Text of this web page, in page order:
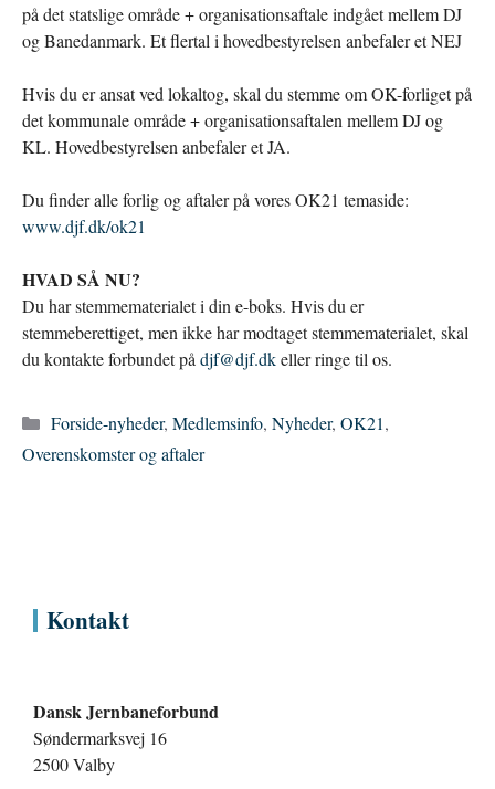
på det statslige område + organisationsaftale indgået mellem DJ
og Banedanmark. Et flertal i hovedbestyrelsen anbefaler et NEJ
Hvis du er ansat ved lokaltog, skal du stemme om OK-forliget på
det kommunale område + organisationsaftalen mellem DJ og
KL. Hovedbestyrelsen anbefaler et JA.
Du finder alle forlig og aftaler på vores OK21 temaside:
www.djf.dk/ok21
HVAD SÅ NU?
Du har stemmematerialet i din e-boks. Hvis du er
stemmeberettiget, men ikke har modtaget stemmematerialet, skal
du kontakte forbundet på djf@djf.dkeller ringe til os.
Kategorier
Forside-nyheder, Medlemsinfo, Nyheder, OK21,
Overenskomster og aftaler
Kontakt
Dansk Jernbaneforbund
Søndermarksvej 16
2500 Valby